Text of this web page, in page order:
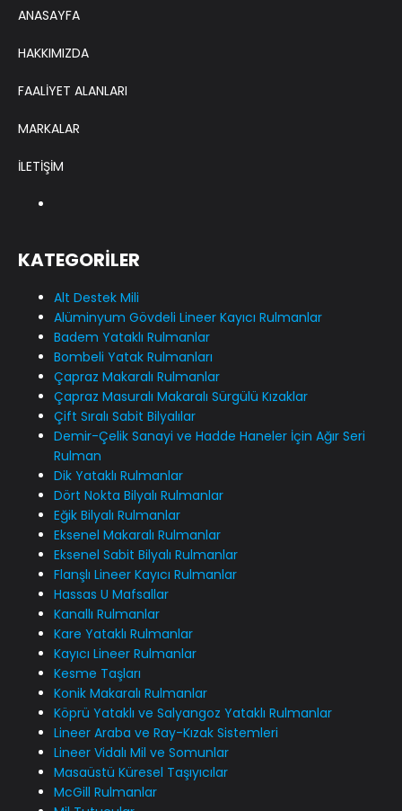
ANASAYFA
HAKKIMIZDA
FAALİYET ALANLARI
MARKALAR
İLETİŞİM
KATEGORİLER
Alt Destek Mili
Alüminyum Gövdeli Lineer Kayıcı Rulmanlar
Badem Yataklı Rulmanlar
Bombeli Yatak Rulmanları
Çapraz Makaralı Rulmanlar
Çapraz Masuralı Makaralı Sürgülü Kızaklar
Çift Sıralı Sabit Bilyalılar
Demir-Çelik Sanayi ve Hadde Haneler İçin Ağır Seri
Rulman
Dik Yataklı Rulmanlar
Dört Nokta Bilyalı Rulmanlar
Eğik Bilyalı Rulmanlar
Eksenel Makaralı Rulmanlar
Eksenel Sabit Bilyalı Rulmanlar
Flanşlı Lineer Kayıcı Rulmanlar
Hassas U Mafsallar
Kanallı Rulmanlar
Kare Yataklı Rulmanlar
Kayıcı Lineer Rulmanlar
Kesme Taşları
Konik Makaralı Rulmanlar
Köprü Yataklı ve Salyangoz Yataklı Rulmanlar
Lineer Araba ve Ray-Kızak Sistemleri
Lineer Vidalı Mil ve Somunlar
Masaüstü Küresel Taşıyıcılar
McGill Rulmanlar